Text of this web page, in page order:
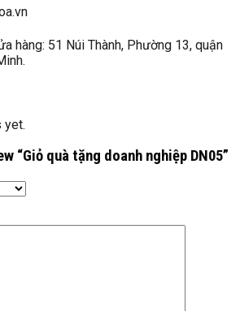
hàng: 51 Núi Thành, Phường 13, quận
yet.
“Giỏ quà tặng doanh nghiệp DN05”